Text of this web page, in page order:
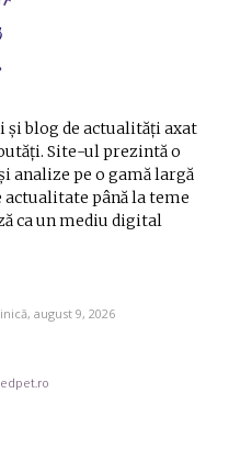
și blog de actualități axat
Site-ul prezintă o
analize pe o gamă largă
actualitate până la teme
ca un mediu digital
august 9, 2026